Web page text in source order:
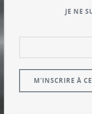
JE NE